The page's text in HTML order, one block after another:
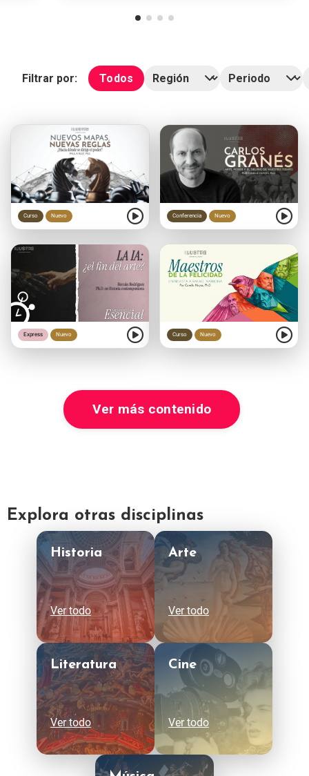
Filtrar por: Todos
Curso Nuevo Conferencia Nuevo
Express Nuevo Curso Nuevo
Ver más contenido
Explora otras disciplinas
Historia
Ver todo
Arte
Ver todo
Literatura
Ver todo
Cine
Ver todo